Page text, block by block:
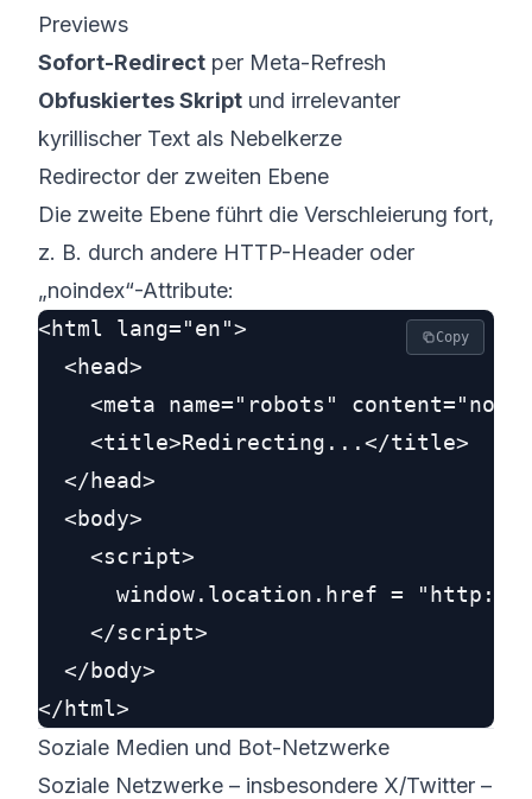
Previews
Sofort-Redirect per Meta-Refresh
Obfuskiertes Skript und irrelevanter
kyrillischer Text als Nebelkerze
Redirector der zweiten Ebene
Die zweite Ebene führt die Verschleierung fort,
z. B. durch andere HTTP-Header oder
„noindex“-Attribute:
<html lang="en">
  <head>
<meta name="robots"
    <title>Redirecting...</title>
  </head>
  <body>
    <script>
window.location.href =
    </script>
  </body>
Copy
Soziale Medien und Bot-Netzwerke
Soziale Netzwerke – insbesondere X/Twitter –